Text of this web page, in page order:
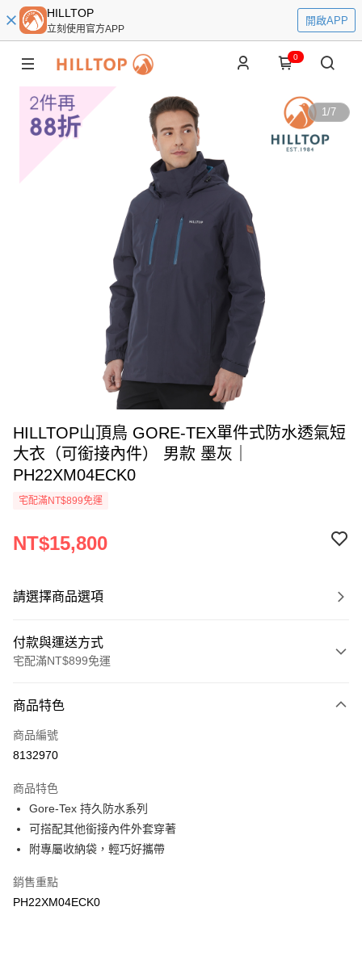
HILLTOP
立刻使用官方APP
開啟APP
0
1/7
HILLTOP山頂鳥 GORE-TEX單件式防水透氣短
大衣（可銜接內件） 男款 墨灰｜
PH22XM04ECK0
宅配滿NT$899免運
NT$15,800
請選擇商品選項
付款與運送方式
宅配滿NT$899免運
信用卡一次付款
LINE Pay
悠遊付
Google Pay
運送方式
宅配
商品特色
商品編號
8132970
商品特色
Gore-Tex 持久防水系列
可搭配其他銜接內件外套穿著
附專屬收納袋，輕巧好攜帶
銷售重點
PH22XM04ECK0